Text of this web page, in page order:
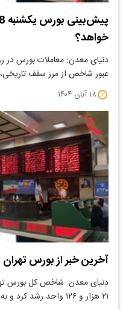
خواهد؟
دنیای معدن: معاملات بورس در
عبور شاخص از مرز سقف تاریخی،
۱۸ آبان ۱۴۰۴
آخرین خبر از بورس تهران امروز
۲۱ هزار و ۱۲۶ واحد رشد کرد و به تراز ۳ میلیون و ۲۲۴…